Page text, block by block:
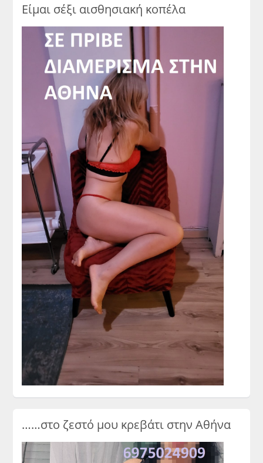
Είμαι σέξι αισθησιακή κοπέλα
……στο ζεστό μου κρεβάτι στην Αθήνα